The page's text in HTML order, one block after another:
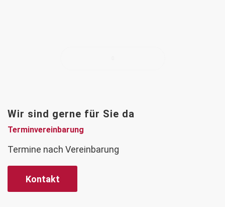
Wir sind gerne für Sie da
Terminvereinbarung
Termine nach Vereinbarung
Kontakt